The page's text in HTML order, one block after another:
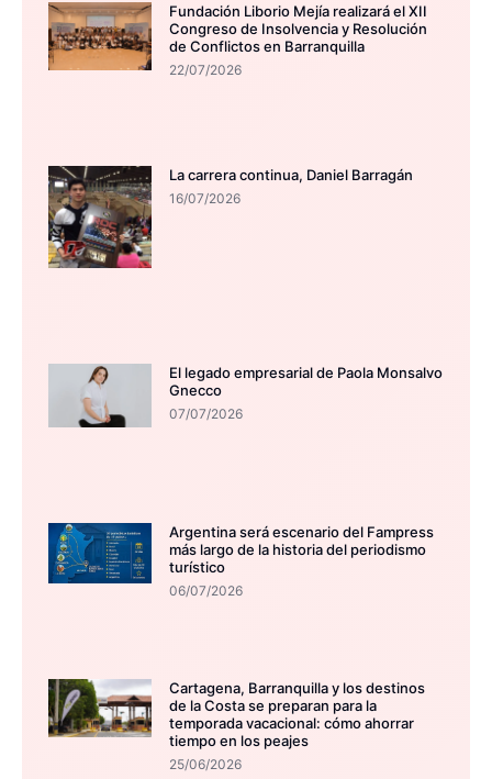
Fundación Liborio Mejía realizará el XII
Congreso de Insolvencia y Resolución
de Conflictos en Barranquilla
22/07/2026
La carrera continua, Daniel Barragán
16/07/2026
El legado empresarial de Paola Monsalvo
Gnecco
07/07/2026
Argentina será escenario del Fampress
más largo de la historia del periodismo
turístico
06/07/2026
Cartagena, Barranquilla y los destinos
de la Costa se preparan para la
temporada vacacional: cómo ahorrar
tiempo en los peajes
25/06/2026